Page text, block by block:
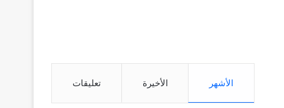
الأشهر الأخيرة تعليقات